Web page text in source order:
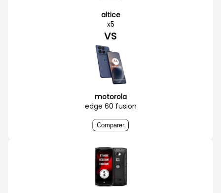
altice
x5
VS
motorola
edge 60 fusion
Comparer